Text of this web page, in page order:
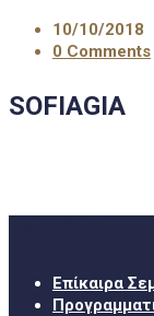
10/10/2018
0 Comments
SOFIAGIA
Επίκαιρα